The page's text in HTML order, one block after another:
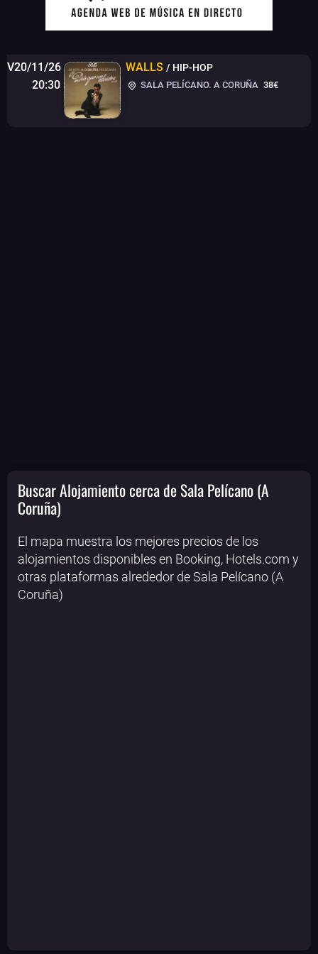
V20/11/26
20:30
WALLS / HIP-HOP
SALA PELÍCANO. A CORUÑA 38€
Buscar Alojamiento cerca de Sala Pelícano (A
Coruña)
El mapa muestra los mejores precios de los
alojamientos disponibles en Booking, Hotels.com y
otras plataformas alrededor de Sala Pelícano (A
Coruña)